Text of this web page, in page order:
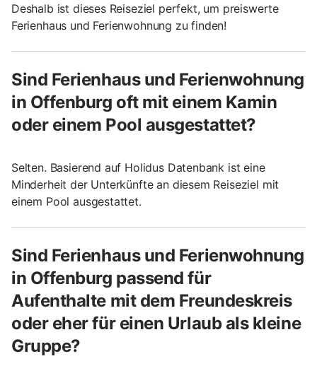
Deshalb ist dieses Reiseziel perfekt, um preiswerte
Ferienhaus und Ferienwohnung zu finden!
Sind Ferienhaus und Ferienwohnung
in Offenburg oft mit einem Kamin
oder einem Pool ausgestattet?
Selten. Basierend auf Holidus Datenbank ist eine
Minderheit der Unterkünfte an diesem Reiseziel mit
einem Pool ausgestattet.
Sind Ferienhaus und Ferienwohnung
in Offenburg passend für
Aufenthalte mit dem Freundeskreis
oder eher für einen Urlaub als kleine
Gruppe?